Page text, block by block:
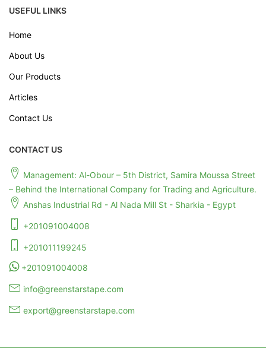
USEFUL LINKS
Home
About Us
Our Products
Articles
Contact Us
CONTACT US
Management: Al-Obour – 5th District, Samira Moussa Street
– Behind the International Company for Trading and Agriculture.
Anshas Industrial Rd - Al Nada Mill St - Sharkia - Egypt
+201091004008
+201011199245
+201091004008
info@greenstarstape.com
export@greenstarstape.com